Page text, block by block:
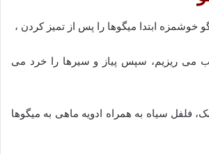
خوشمزه ابتدا میگوها را پس از تمیز کردن ،
می ریزیم، سپس پیاز و سیرها را خرد می
فلفل سیاه به همراه ادویه ماهی به میگوها